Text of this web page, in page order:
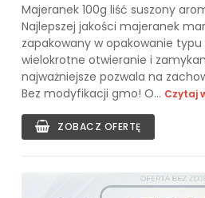
Majeranek 100g liść suszony
Najlepszej jakości majeranek
zapakowany w opakowanie
wielokrotne otwieranie i
najważniejsze pozwala na
Bez modyfikacji gmo! O... Czytaj
ZOBACZ OFERTĘ